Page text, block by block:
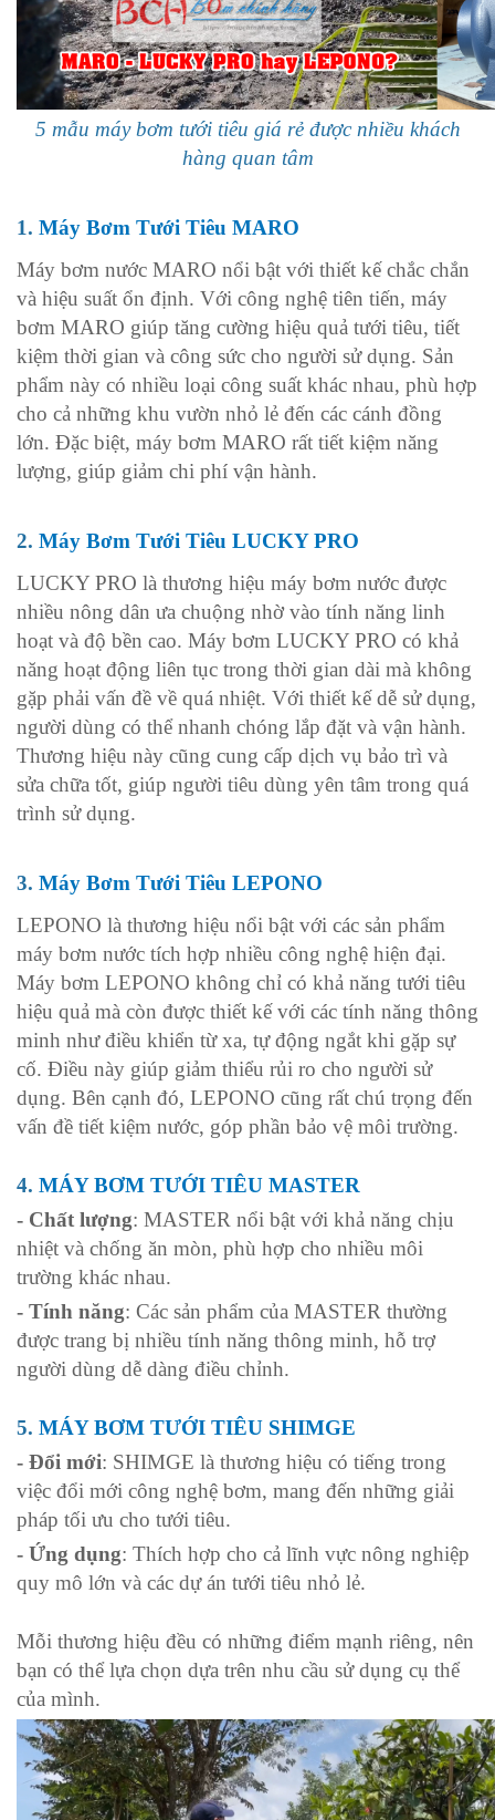
5 mẫu máy bơm tưới tiêu giá rẻ được nhiều khách
hàng quan tâm
1. Máy Bơm Tưới Tiêu MARO
Máy bơm nước MARO nổi bật với thiết kế chắc chắn
và hiệu suất ổn định. Với công nghệ tiên tiến, máy
bơm MARO giúp tăng cường hiệu quả tưới tiêu, tiết
kiệm thời gian và công sức cho người sử dụng. Sản
phẩm này có nhiều loại công suất khác nhau, phù hợp
cho cả những khu vườn nhỏ lẻ đến các cánh đồng
lớn. Đặc biệt, máy bơm MARO rất tiết kiệm năng
lượng, giúp giảm chi phí vận hành.
2. Máy Bơm Tưới Tiêu LUCKY PRO
LUCKY PRO là thương hiệu máy bơm nước được
nhiều nông dân ưa chuộng nhờ vào tính năng linh
hoạt và độ bền cao. Máy bơm LUCKY PRO có khả
năng hoạt động liên tục trong thời gian dài mà không
gặp phải vấn đề về quá nhiệt. Với thiết kế dễ sử dụng,
người dùng có thể nhanh chóng lắp đặt và vận hành.
Thương hiệu này cũng cung cấp dịch vụ bảo trì và
sửa chữa tốt, giúp người tiêu dùng yên tâm trong quá
trình sử dụng.
3. Máy Bơm Tưới Tiêu LEPONO
LEPONO là thương hiệu nổi bật với các sản phẩm
máy bơm nước tích hợp nhiều công nghệ hiện đại.
Máy bơm LEPONO không chỉ có khả năng tưới tiêu
hiệu quả mà còn được thiết kế với các tính năng thông
minh như điều khiển từ xa, tự động ngắt khi gặp sự
cố. Điều này giúp giảm thiểu rủi ro cho người sử
dụng. Bên cạnh đó, LEPONO cũng rất chú trọng đến
vấn đề tiết kiệm nước, góp phần bảo vệ môi trường.
4. MÁY BƠM TƯỚI TIÊU MASTER
- Chất lượng: MASTER nổi bật với khả năng chịu
nhiệt và chống ăn mòn, phù hợp cho nhiều môi
trường khác nhau.
- Tính năng: Các sản phẩm của MASTER thường
được trang bị nhiều tính năng thông minh, hỗ trợ
người dùng dễ dàng điều chỉnh.
5. MÁY BƠM TƯỚI TIÊU SHIMGE
- Đổi mới: SHIMGE là thương hiệu có tiếng trong
việc đổi mới công nghệ bơm, mang đến những giải
pháp tối ưu cho tưới tiêu.
- Ứng dụng: Thích hợp cho cả lĩnh vực nông nghiệp
quy mô lớn và các dự án tưới tiêu nhỏ lẻ.
Mỗi thương hiệu đều có những điểm mạnh riêng, nên
bạn có thể lựa chọn dựa trên nhu cầu sử dụng cụ thể
của mình.